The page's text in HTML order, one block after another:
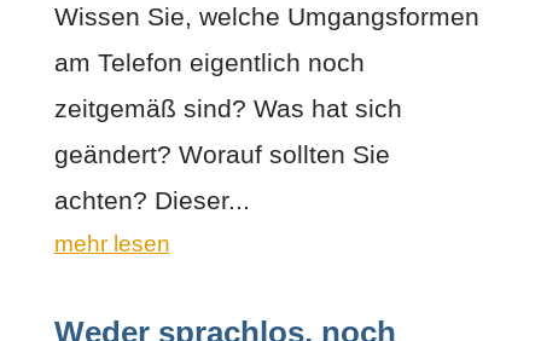
Wissen Sie, welche Umgangsformen
am Telefon eigentlich noch
zeitgemäß sind? Was hat sich
geändert? Worauf sollten Sie
achten? Dieser...
mehr lesen
Weder sprachlos, noch